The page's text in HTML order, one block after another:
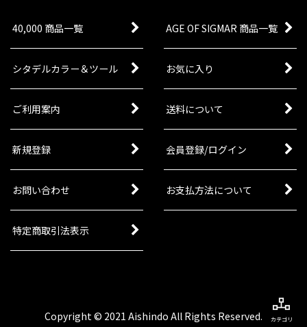
40,000 商品一覧 AGE OF SIGMAR 商品一覧
シタデルカラー＆ツール お気に入り
ご利用案内 送料について
新規登録 会員登録/ログイン
お問い合わせ お支払方法について
特定商取引法表示
Copyright © 2021 Aishindo All Rights Reserved.